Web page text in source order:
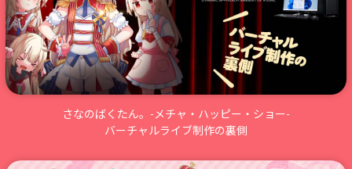
さなのばくたん。-メチャ・ハッピー・ショー-
バーチャルライブ制作の裏側